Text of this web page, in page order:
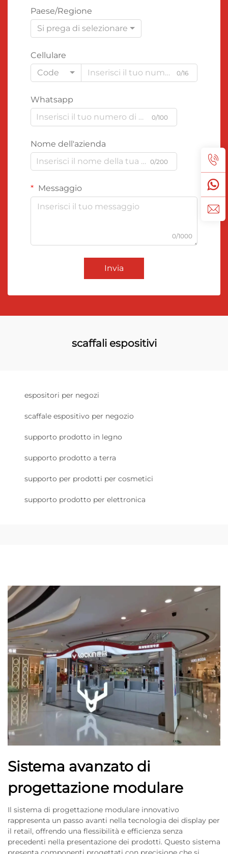
Paese/Regione
Si prega di selezionare
Cellulare
Code
0/16
Whatsapp
0/100
Nome dell'azienda
0/200
Messaggio
0/1000
Invia
scaffali espositivi
espositori per negozi
scaffale espositivo per negozio
supporto prodotto in legno
supporto prodotto a terra
supporto per prodotti per cosmetici
supporto prodotto per elettronica
Sistema avanzato di
progettazione modulare
Il sistema di progettazione modulare innovativo
rappresenta un passo avanti nella tecnologia dei display per
il retail, offrendo una flessibilità e efficienza senza
precedenti nella presentazione dei prodotti. Questo sistema